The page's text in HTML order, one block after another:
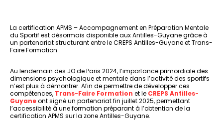
La certification APMS – Accompagnement en Préparation Mentale
du Sportif est désormais disponible aux Antilles-Guyane grâce à
un partenariat structurant entre le CREPS Antilles-Guyane et Trans-
Faire Formation.
Au lendemain des JO de Paris 2024, l’importance primordiale des
dimensions psychologique et mentale dans l’activité des sportifs
n’est plus à démontrer. Afin de permettre de développer ces
compétences, Trans-Faire Formation et le CREPS Antilles-
Guyaneont signé un partenariat fin juillet 2025, permettant
l’accessibilité à une formation préparant à l’obtention de la
certification APMS sur la zone Antilles-Guyane.